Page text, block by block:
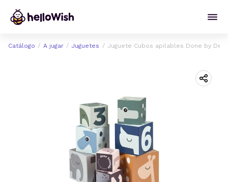
Catálogo A jugar Juguetes Juguete Cubos apilables Done by